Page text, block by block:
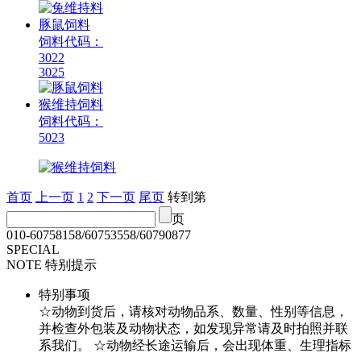
豚鼠饲料
饲料代码：
3022
3025
猴维持饲料
饲料代码：
5023
首页 上一页 1 2 下一页 尾页 转到第
页
010-60758158/60753558/60790877
SPECIAL
NOTE 特别提示
特别事项
☆动物到货后，请核对动物品系、数量、性别等信息，
并检查外包装及动物状态，如发现异常请及时拍照并联
系我们。 ☆动物经长途运输后，会出现体重、生理指标